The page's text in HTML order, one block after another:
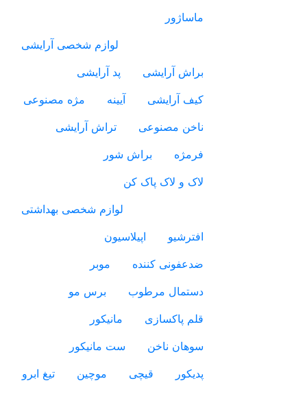
ماساژور
لوازم شخصی آرایشی
براش آرایشی
پد آرایشی
کیف آرایشی
آیینه
مژه مصنوعی
ناخن مصنوعی
تراش آرایشی
فرمژه
براش شور
لاک و لاک پاک کن
لوازم شخصی بهداشتی
افترشیو
اپیلاسیون
ضدعفونی کننده
موبر
دستمال مرطوب
برس مو
قلم پاکسازی
مانیکور
سوهان ناخن
ست مانیکور
پدیکور
قیچی موچین
تیغ ابرو